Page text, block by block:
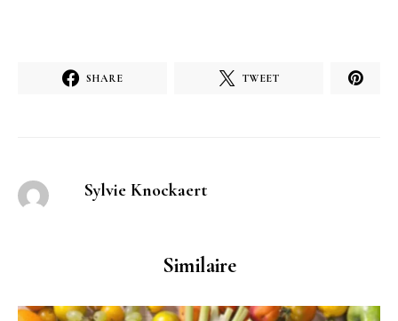
SHARE TWEET
Sylvie Knockaert
Similaire